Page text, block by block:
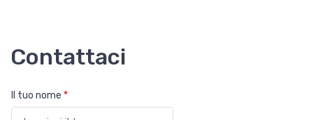
Contattaci
Il tuo nome *